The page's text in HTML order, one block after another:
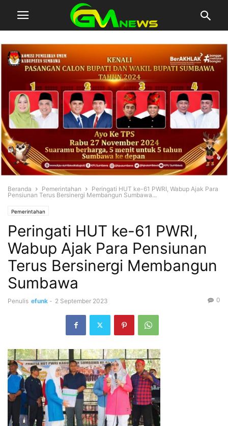
Beranda Pemerintahan
Peringati HUT ke-61 PWRI, Wabup Ajak Para
Pensiunan Terus Bersinergi Membangun Sumbawa...
Pemerintahan
Peringati HUT ke-61 PWRI,
Wabup Ajak Para Pensiunan
Terus Bersinergi Membangun
Sumbawa
Penulis efunk - 2 September 2023 0